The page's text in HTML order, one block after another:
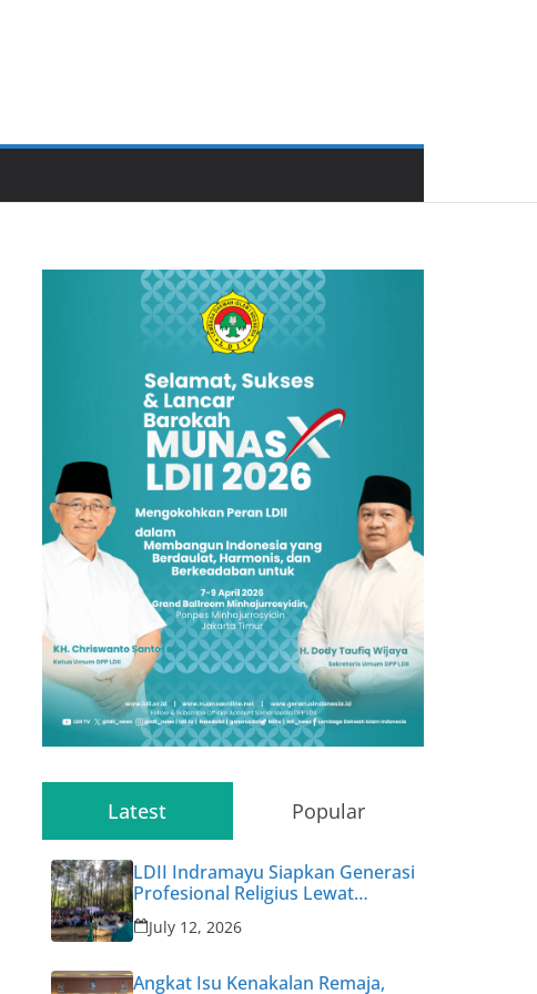
Latest Popular
LDII Indramayu Siapkan Generasi
Profesional Religius Lewat
Permata CAI ke-47
July 12, 2026
Angkat Isu Kenakalan Remaja,